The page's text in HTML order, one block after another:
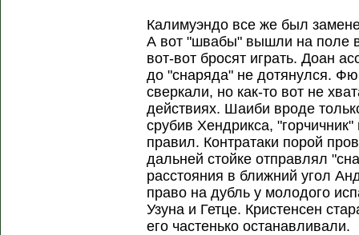
Калимуэндо все же был
А вот "швабы" вышли на поле
вот-вот бросят играть. Доан
до "снаряда" не дотянулся.
сверкали, но как-то вот не
действиях. Шаиби вроде
срубив Хендрикса,
правил. Контратаки порой
дальней стойке отправлял
расстояния в ближний угол
право на дубль у молодого
Узуна и Гетце. Кристенсен
его частенько останавливали.